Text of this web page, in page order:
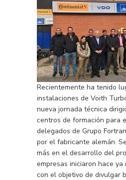
Recientemente ha tenido
instalaciones de Voith
nueva jornada técnica
centros de formación para
delegados de Grupo
por el fabricante alemán.
más en el desarrollo del
empresas iniciaron hace ya
con el objetivo de divulgar